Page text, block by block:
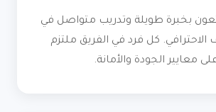
بخبرة طويلة وتدريب متواصل في
كل فرد في الفريق ملتزم
معايير الجودة والأمانة.